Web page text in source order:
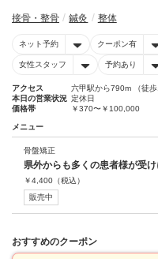
接骨・整骨 鍼灸 整体
ネット予約 クーポン有
女性スタッフ 予約あり
アクセス
六甲駅から790m （徒歩
本日の営業状況 定休日
価格帯
￥370〜￥100,000
メニュー
骨盤矯正
県外からも多くの患者様が受
￥4,400 （税込）
販売中
おすすめのクーポン